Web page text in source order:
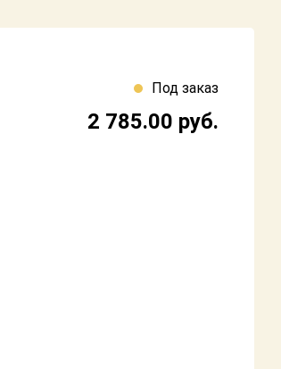
Под заказ
2 785.00 руб.